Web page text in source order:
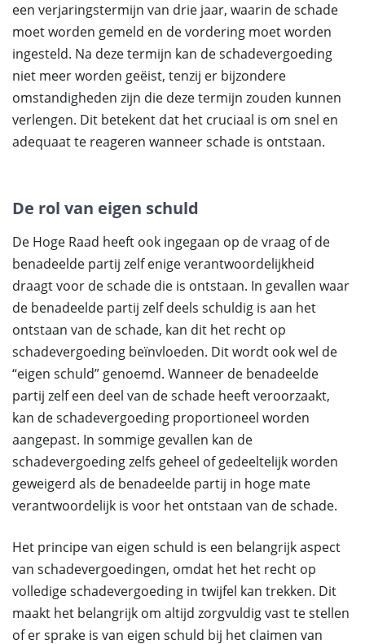
een verjaringstermijn van drie jaar, waarin de schade
moet worden gemeld en de vordering moet worden
ingesteld. Na deze termijn kan de schadevergoeding
niet meer worden geëist, tenzij er bijzondere
omstandigheden zijn die deze termijn zouden kunnen
verlengen. Dit betekent dat het cruciaal is om snel en
adequaat te reageren wanneer schade is ontstaan.
De rol van eigen schuld
De Hoge Raad heeft ook ingegaan op de vraag of de
benadeelde partij zelf enige verantwoordelijkheid
draagt voor de schade die is ontstaan. In gevallen waar
de benadeelde partij zelf deels schuldig is aan het
ontstaan van de schade, kan dit het recht op
schadevergoeding beïnvloeden. Dit wordt ook wel de
“eigen schuld” genoemd. Wanneer de benadeelde
partij zelf een deel van de schade heeft veroorzaakt,
kan de schadevergoeding proportioneel worden
aangepast. In sommige gevallen kan de
schadevergoeding zelfs geheel of gedeeltelijk worden
geweigerd als de benadeelde partij in hoge mate
verantwoordelijk is voor het ontstaan van de schade.
Het principe van eigen schuld is een belangrijk aspect
van schadevergoedingen, omdat het het recht op
volledige schadevergoeding in twijfel kan trekken. Dit
maakt het belangrijk om altijd zorgvuldig vast te stellen
of er sprake is van eigen schuld bij het claimen van